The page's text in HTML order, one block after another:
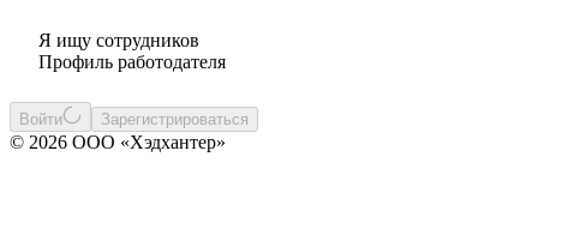
Я ищу сотрудников
Профиль работодателя
Войти Зарегистрироваться
© 2026 ООО «Хэдхантер»